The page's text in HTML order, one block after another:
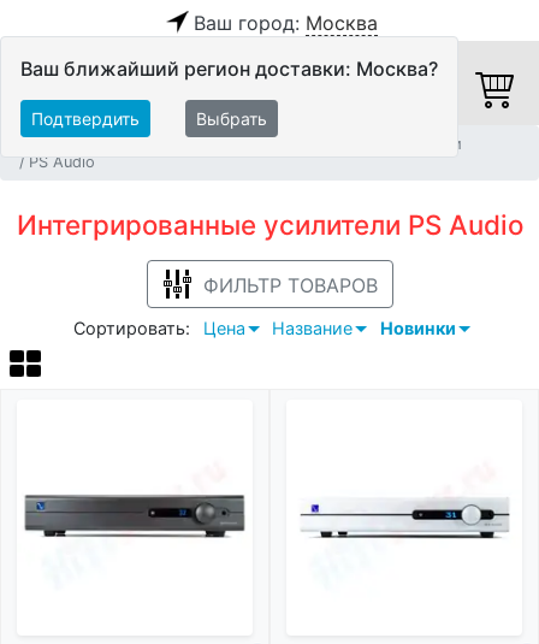
Ваш город: Москва
Ваш ближайший регион доставки: Москва?
Подтвердить Выбрать
Интегрированные усилители
PS Audio
Интегрированные усилители PS Audio
ФИЛЬТР ТОВАРОВ
Сортировать: Цена Название Новинки